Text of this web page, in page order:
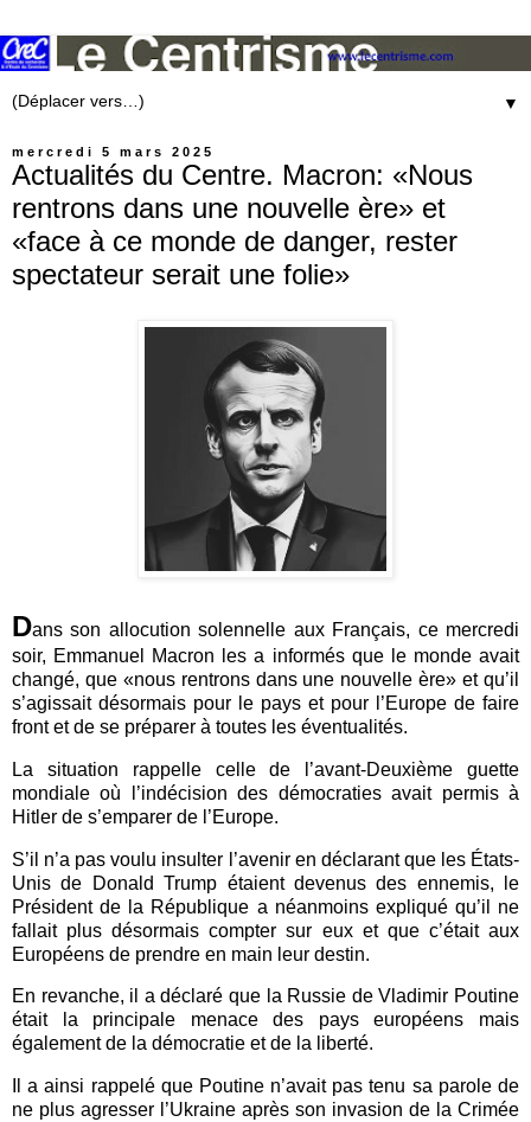
▼
mercredi 5 mars 2025
Actualités du Centre. Macron: «Nous
rentrons dans une nouvelle ère» et
«face à ce monde de danger, rester
spectateur serait une folie»
Dans son allocution solennelle aux Français, ce mercredi
soir, Emmanuel Macron les a informés que le monde avait
changé, que «nous rentrons dans une nouvelle ère» et qu’il
s’agissait désormais pour le pays et pour l’Europe de faire
front et de se préparer à toutes les éventualités.
La situation rappelle celle de l’avant-Deuxième guette
mondiale où l’indécision des démocraties avait permis à
Hitler de s’emparer de l’Europe.
S’il n’a pas voulu insulter l’avenir en déclarant que les États-
Unis de Donald Trump étaient devenus des ennemis, le
Président de la République a néanmoins expliqué qu’il ne
fallait plus désormais compter sur eux et que c’était aux
Européens de prendre en main leur destin.
En revanche, il a déclaré que la Russie de Vladimir Poutine
était la principale menace des pays européens mais
également de la démocratie et de la liberté.
Il a ainsi rappelé que Poutine n’avait pas tenu sa parole de
ne plus agresser l’Ukraine après son invasion de la Crimée